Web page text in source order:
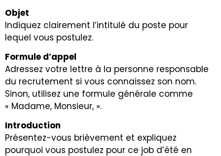
Objet
Indiquez clairement l’intitulé du poste pour
lequel vous postulez.
Formule d’appel
Adressez votre lettre à la personne responsable
du recrutement si vous connaissez son nom.
Sinon, utilisez une formule générale comme
« Madame, Monsieur, ».
Introduction
Présentez-vous brièvement et expliquez
pourquoi vous postulez pour ce job d’été en